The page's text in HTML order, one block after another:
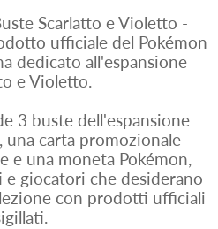
Scarlatto e Violetto -
ufficiale del Pokémon
dedicato all'espansione
e Violetto.
3 buste dell'espansione
una carta promozionale
e una moneta Pokémon,
giocatori che desiderano
con prodotti ufficiali